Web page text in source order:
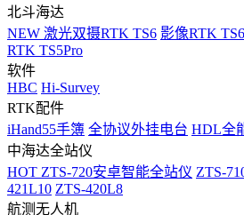
北斗海达
NEW 激光双摄RTK TS6 影像RTK TS6
RTK TS5Pro
软件
HBC Hi-Survey
RTK配件
iHand55手簿 全协议外挂电台 HDL全
中海达全站仪
HOT ZTS-720安卓智能全站仪 ZTS-
421L10 ZTS-420L8
航测无人机